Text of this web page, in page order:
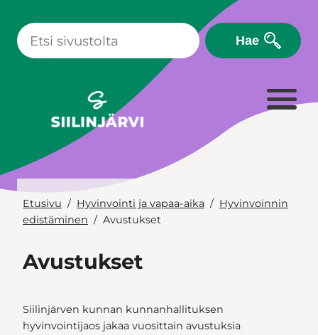
sisältöön
Hae
Etusivu Hyvinvointi ja vapaa-aika
Hyvinvoinnin
edistäminen
Avustukset
Avustukset
Siilinjärven kunnan kunnanhallituksen
hyvinvointijaos jakaa vuosittain avustuksia